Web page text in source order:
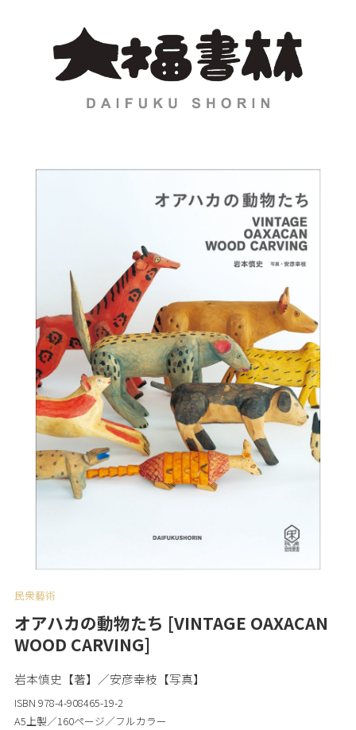
民衆藝術
オアハカの動物たち [VINTAGE OAXACAN
WOOD CARVING]
岩本慎史【著】／安彦幸枝【写真】
ISBN 978-4-908465-19-2
A5上製／160ページ／フルカラー